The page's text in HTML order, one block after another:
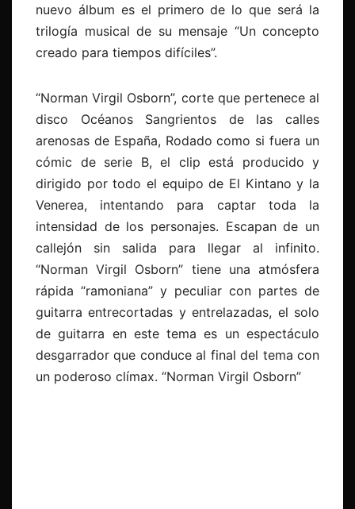
nuevo álbum es el primero de lo que será la
trilogía musical de su mensaje “Un concepto
creado para tiempos difíciles”.
“Norman Virgil Osborn”, corte que pertenece al
disco Océanos Sangrientos de las calles
arenosas de España, Rodado como si fuera un
cómic de serie B, el clip está producido y
dirigido por todo el equipo de El Kintano y la
Venerea, intentando para captar toda la
intensidad de los personajes. Escapan de un
callejón sin salida para llegar al infinito.
“Norman Virgil Osborn” tiene una atmósfera
rápida “ramoniana” y peculiar con partes de
guitarra entrecortadas y entrelazadas, el solo
de guitarra en este tema es un espectáculo
desgarrador que conduce al final del tema con
un poderoso clímax. “Norman Virgil Osborn”